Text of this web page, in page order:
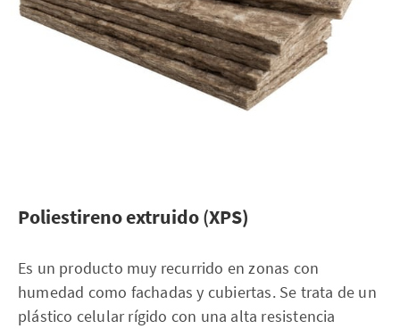
Poliestirenoextruido(XPS)
Es un producto muy recurrido en zonas con
humedad como fachadas y cubiertas. Se trata de un
plástico celular rígido con una alta resistencia